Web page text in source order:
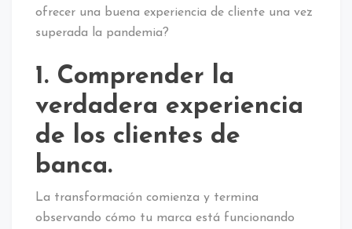
ofrecer una buena experiencia de cliente una vez
superada la pandemia?
1. Comprender la
verdadera experiencia
de los clientes de
banca.
La transformación comienza y termina
observando cómo tu marca está funcionando